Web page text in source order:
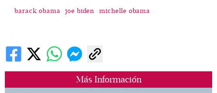
Más Información
barack obama joe biden michelle obama